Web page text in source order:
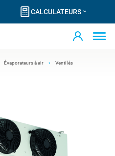
CALCULATEURS
Évaporateurs à air Ventilés